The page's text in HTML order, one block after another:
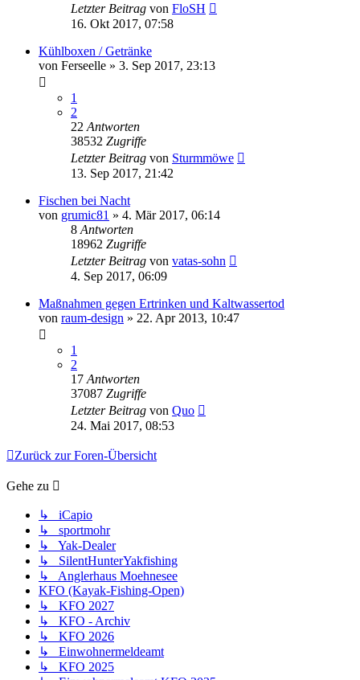
Letzter Beitrag von FloSH
16. Okt 2017, 07:58
Kühlboxen / Getränke
von Ferseelle » 3. Sep 2017, 23:13
1
2
22 Antworten
38532 Zugriffe
Letzter Beitrag von Sturmmöwe
13. Sep 2017, 21:42
Fischen bei Nacht
von grumic81 » 4. Mär 2017, 06:14
8 Antworten
18962 Zugriffe
Letzter Beitrag von vatas-sohn
4. Sep 2017, 06:09
Maßnahmen gegen Ertrinken und Kaltwassertod
von raum-design » 22. Apr 2013, 10:47
1
2
17 Antworten
37087 Zugriffe
Letzter Beitrag von Quo
24. Mai 2017, 08:53
Zurück zur Foren-Übersicht
Gehe zu
↳ iCapio
↳ sportmohr
↳ Yak-Dealer
↳ SilentHunterYakfishing
↳ Anglerhaus Moehnesee
KFO (Kayak-Fishing-Open)
↳ KFO 2027
↳ KFO - Archiv
↳ KFO 2026
↳ Einwohnermeldeamt
↳ KFO 2025